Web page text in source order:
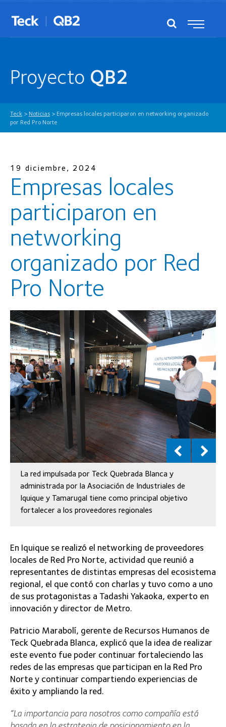
Proyecto QB2
Teck > Noticias > Empresas locales participaron en networking organizado
por Red Pro Norte
19 diciembre, 2024
Empresas locales
participaron en
networking
organizado por Red
Pro Norte
La red impulsada por Teck Quebrada Blanca y
administrada por la Asociación de Industriales de
Iquique y Tamarugal tiene como principal objetivo
fortalecer a los proveedores regionales
En Iquique se realizó el networking de proveedores
locales de Red Pro Norte, actividad que reunió a
representantes de distintas empresas del ecosistema
regional, el que contó con charlas y tuvo como a uno
de sus protagonistas a Tadashi Yakaoka, experto en
innovación y director de Metro.
Patricio Marabolí, gerente de Recursos Humanos de
Teck Quebrada Blanca, explicó que la idea de realizar
este evento fue poder continuar fortaleciendo las
redes de las empresas que participan en la Red Pro
Norte y continuar compartiendo experiencias de
éxito y ampliando la red.
“La importancia para nosotros como compañía está